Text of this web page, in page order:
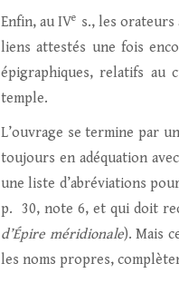
Enfin, au IVe s., les
liens attestés une fois
épigraphiques, relatifs au
temple.
L’ouvrage se termine par
toujours en adéquation
une liste d’abréviations
p. 30, note 6, et qui doit
d’Épire méridionale). Mais
les noms propres,